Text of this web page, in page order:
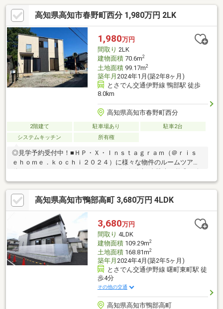
はお車3台をゆったり駐車可能◎・食洗機付きシステムキッチンや
温水洗浄便座、モニター付インターホンなど人気の最新設備へ一
新・ダイレックスやよどやドラッグ、しまむら、高知銀行などが
車で約5分圏内【周辺環境】・高知市鴨田小学校 徒歩24分
（1867ｍ）・高知市西部中学校 徒歩30分（2351ｍ）
高知県高知市春野町西分 1,980万円 2LK
1,980万円
間取り 2LK
建物面積70.6m2
土地面積99.17m2
築年月 2024年1月(築2年8ヶ月)
とさでん交通伊野線 鴨部駅 徒歩
8.0km
高知県高知市春野町西分
2階建て 駐車場あり
駐車2台
システムキッチン
所有権
◎見学予約受付中！■ＨＰ・Ｘ・Ｉｎｓｔａｇｒａｍ（＠ｒｉｓ
ｅｈｏｍｅ．ｋｏｃｈｉ２０２４）に様々な物件のルームツアー
野センターまで徒歩3分と買い物に便利な立地・山を望む緑豊かな
閑静な住宅地・外からの視線が届きにくい2階リビングは、カーテ
ンを開けてのびのび過ごせる開放的な空間【周辺環境】・高知市
立春野東小学校 徒歩39分（3104ｍ）・高知市立春野中学校 徒
歩11分（809ｍ）
高知県高知市鴨部高町 3,680万円 4LDK
3,680万円
間取り 4LDK
建物面積109.29m2
土地面積168.81m2
築年月 2024年4月(築2年5ヶ月)
とさでん交通伊野線 曙町東町駅 徒
歩4分
その他の交通
高知県高知市鴨部高町